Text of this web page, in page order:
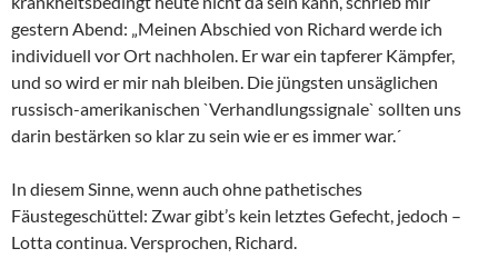
gestern Abend: „Meinen Abschied von Richard werde ich
individuell vor Ort nachholen. Er war ein tapferer Kämpfer,
und so wird er mir nah bleiben. Die jüngsten unsäglichen
russisch-amerikanischen `Verhandlungssignale` sollten uns
darin bestärken so klar zu sein wie er es immer war.´
In diesem Sinne, wenn auch ohne pathetisches
Fäustegeschüttel: Zwar gibt’s kein letztes Gefecht, jedoch –
Lotta continua. Versprochen, Richard.